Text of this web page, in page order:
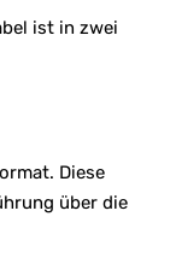
ist in zwei
Diese
über die